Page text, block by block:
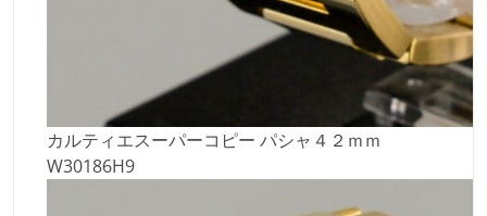
カルティエスーパーコピー パシャ４２ｍｍ
W30186H9